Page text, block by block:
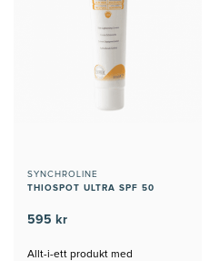
SYNCHROLINE
THIOSPOT ULTRA SPF 50
595 kr
Allt-i-ett produkt med